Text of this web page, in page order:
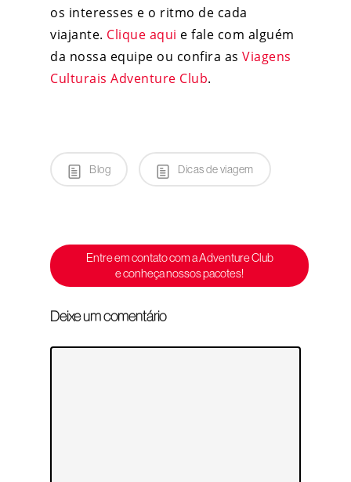
os interesses e o ritmo de cada
viajante. Clique aqui e fale com alguém
da nossa equipe ou confira as Viagens
Culturais Adventure Club.
Blog Dicas de viagem
Entre em contato com a Adventure Club
e conheça nossos pacotes!
Deixe um comentário